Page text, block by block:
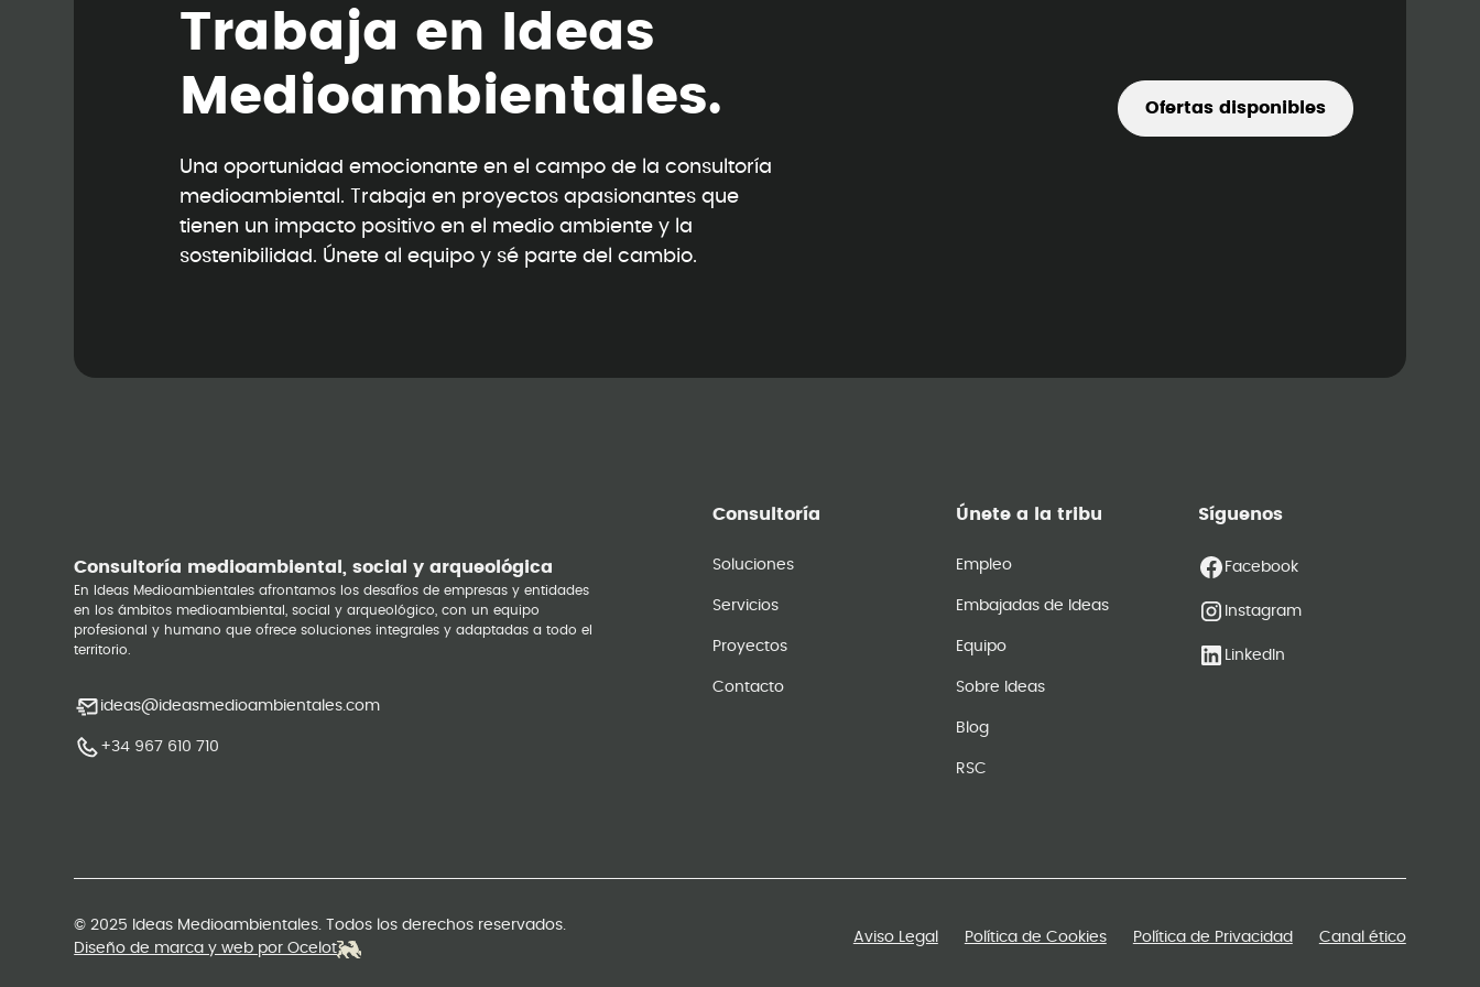
Trabaja en deas
M edioambienta es.
Una oportunidad emocionante en el campo de la consultoría
medioambiental. Trabaja en proyectos apasionantes que
tienen un impacto positivo en el medio ambiente y la
sostenibilidad. Únete al equipo y sé parte del cambio.
Ofertas disponibles
Consultoría medioambiental, social y arqueológica
En Ideas Medioambientales afrontamos los desafíos de empresas y entidades
en los ámbitos medioambiental, social y arqueológico, con un equipo
profesional y humano que ofrece soluciones integrales y adaptadas a todo el
territorio.
ideas@ideasmedioambientales.com
+34 967 610 710
Consultoría
Soluciones
Servicios
Proyectos
Contacto
Únete a la tribu
Empleo
Embajadas de Ideas
Equipo
Sobre Ideas
Blog
RSC
Síguenos
Facebook
Instagram
LinkedIn
© 2025 Ideas Medioambientales. Todos los derechos reservados.
Diseño de marca y web por Ocelot
Aviso Legal Política de Cookies Política de Privacidad Canal ético